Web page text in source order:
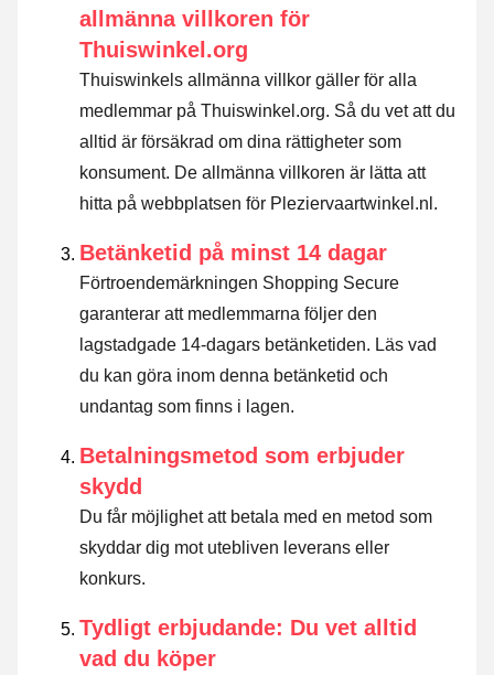
allmänna villkoren för
Thuiswinkel.org
Thuiswinkels allmänna villkor gäller för alla
medlemmar på Thuiswinkel.org. Så du vet att du
alltid är försäkrad om dina rättigheter som
konsument. De allmänna villkoren är lätta att
hitta på webbplatsen för Pleziervaartwinkel.nl.
Betänketid på minst 14 dagar
Förtroendemärkningen Shopping Secure
garanterar att medlemmarna följer den
lagstadgade 14-dagars betänketiden. Läs vad
du kan göra inom denna betänketid och
undantag som finns i lagen.
Betalningsmetod som erbjuder
skydd
Du får möjlighet att betala med en metod som
skyddar dig mot utebliven leverans eller
konkurs.
Tydligt erbjudande: Du vet alltid
vad du köper